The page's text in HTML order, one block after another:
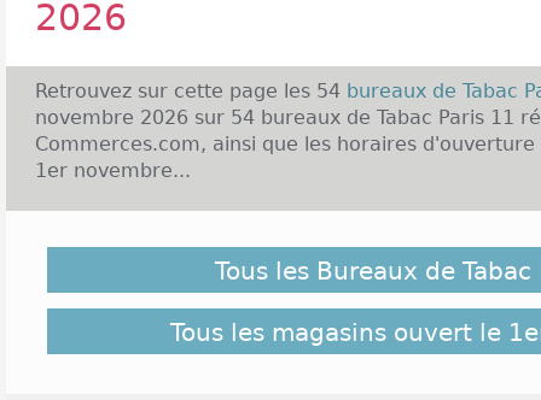
2026
Retrouvez sur cette page les 54 bureaux de Tabac
novembre 2026 sur 54 bureaux de Tabac Paris 11
Commerces.com, ainsi que les horaires d'ouverture
1er novembre...
le 1er novembre 2026 ne soient pas répertoriés ici,
pour retrouver l'ensemble des Tabac Paris 11
54 bureaux de Tabac Paris 11
Tous les Bureaux de Tabac
Tous les magasins ouvert le